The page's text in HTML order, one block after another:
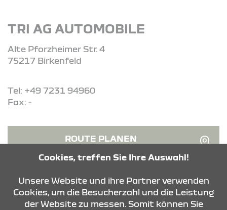
TRI AG AUTOMOBILE
Alte Pforzheimer Str. 4
75217 Birkenfeld
Tel: +49 7231 94960
Fax: -
ROUTE PLANEN
Cookies, treffen Sie Ihre Auswahl!
Unsere Website und ihre Partner verwenden
Cookies, um die Besucherzahl und die Leistung
der Website zu messen. Somit können Sie